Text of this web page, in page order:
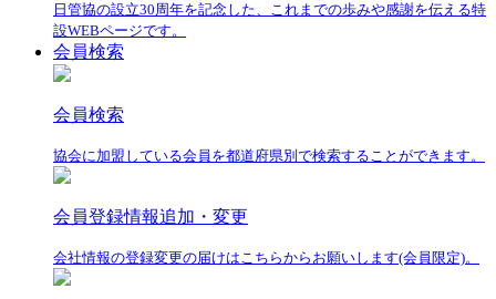
日管協の設立30周年を記念した、これまでの歩みや感謝を伝える特
設WEBページです。
会員検索
会員検索
協会に加盟している会員を都道府県別で検索することができます。
会員登録情報追加・変更
会社情報の登録変更の届けはこちらからお願いします(会員限定)。